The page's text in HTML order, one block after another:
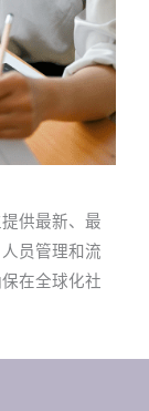
供最新、最
员管理和流
在全球化社